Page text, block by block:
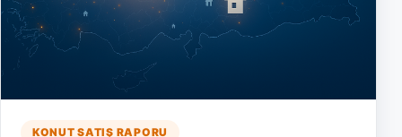
KONUT SATIŞ RAPORU